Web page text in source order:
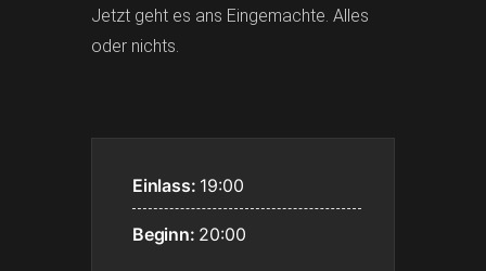
Jetzt geht es ans Eingemachte. Alles
oder nichts.
Einlass: 19:00
Beginn: 20:00